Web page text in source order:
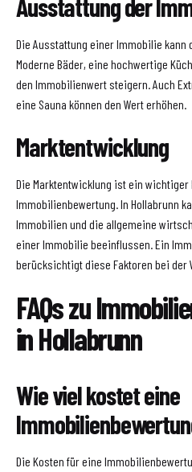
Ausstattung der
Die Ausstattung einer Immobilie
Moderne Bäder, eine hochwertige
den Immobilienwert steigern. Auch
eine Sauna können den Wert erhöhen.
Marktentwicklung
Die Marktentwicklung ist ein wichtiger
Immobilienbewertung. In Hollabrunn
Immobilien und die allgemeine
einer Immobilie beeinflussen. Ein
berücksichtigt diese Faktoren bei der
FAQs zu
in Hollabrunn
Wie viel kostet eine
Die Kosten für eine